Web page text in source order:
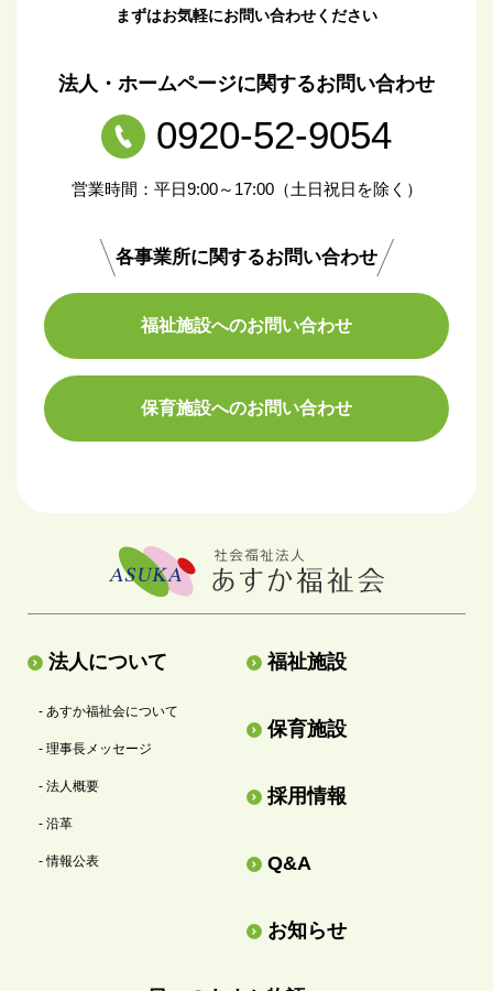
まずはお気軽にお問い合わせください
法人・ホームページに関するお問い合わせ
0920-52-9054
営業時間：平日9:00～17:00（土日祝日を除く）
各事業所に関するお問い合わせ
福祉施設へのお問い合わせ
保育施設へのお問い合わせ
法人について
- あすか福祉会について
- 理事長メッセージ
- 法人概要
- 沿革
- 情報公表
福祉施設
保育施設
採用情報
Q&A
お知らせ